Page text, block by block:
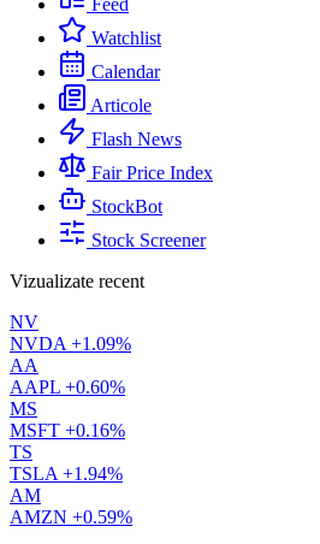
Feed
Watchlist
Calendar
Articole
Flash News
Fair Price Index
StockBot
Stock Screener
Vizualizate recent
NV
NVDA +1.09%
AA
AAPL +0.60%
MS
MSFT +0.16%
TS
TSLA +1.94%
AM
AMZN +0.59%